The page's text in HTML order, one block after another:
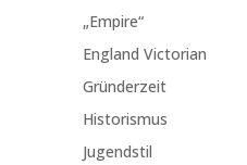
„Empire“
England Victorian
Gründerzeit
Historismus
Jugendstil